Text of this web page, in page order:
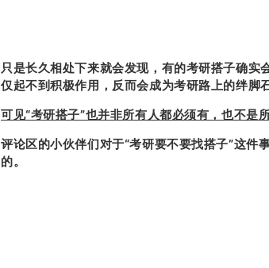
只是长久相处下来就会发现，有的考研搭子确
仅起不到积极作用，反而会成为考研路上的绊脚
可见“考研搭子”也并非所有人都必须有，也不是
评论区的小伙伴们对于“考研要不要找搭子”这
的。